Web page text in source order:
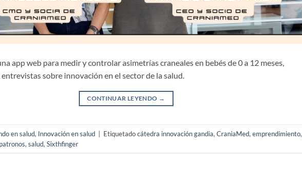
app web para medir y controlar asimetrías craneales en bebés de 0 a 12 meses,
sobre innovación en el sector de la salud.
CONTINUAR LEYENDO →
en salud, Innovación en salud Etiquetadocátedra innovación gandia, CraniaMed, emprendimiento,
patronos, salud, Sixthfinger